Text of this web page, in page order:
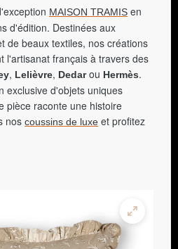
MAISON TRAMIS en
d'édition. Destinées aux
de beaux textiles, nos créations
l'artisanat français à travers des
, Lelièvre, Dedarou Hermès.
exclusive d'objets uniques
pièce raconte une histoire
nos coussins de luxe et profitez